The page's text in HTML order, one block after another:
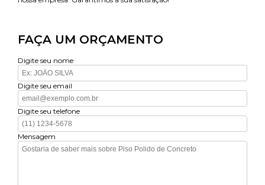
FAÇA UM ORÇAMENTO
Digite seu nome
Digite seu email
Digite seu telefone
Mensagem